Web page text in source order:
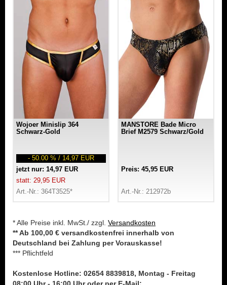
Wojoer Minislip 364
Schwarz-Gold
- 50.00 % / 14,97 EUR
jetzt nur: 14,97 EUR
statt: 29,95 EUR
Art.-Nr.: 364T3525*
MANSTORE Bade Micro
Brief M2579 Schwarz/Gold
Preis: 45,95 EUR
Art.-Nr.: 212972b
* Alle Preise inkl. MwSt./ zzgl. Versandkosten
** Ab 100,00 € versandkostenfrei innerhalb von
Deutschland bei Zahlung per Vorauskasse!
*** Pflichtfeld
Kostenlose Hotline: 02654 8839818, Montag - Freitag